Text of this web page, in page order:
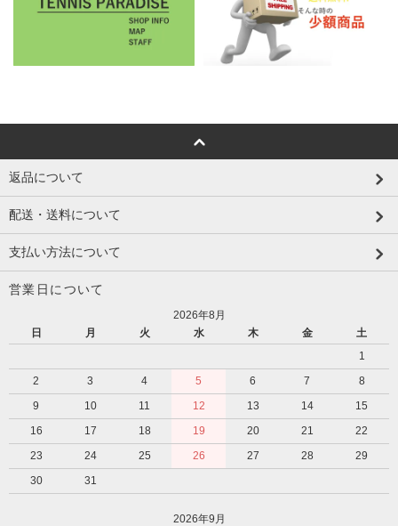
返品について
配送・送料について
支払い方法について
営業日について
2026年8月
日
月 火 水 木 金
土
1
2
3 4 5 6 7
8
9
10 11 12 13 14
15
16
17 18 19 20 21
22
23
24 25 26 27 28
29
30
31
2026年9月